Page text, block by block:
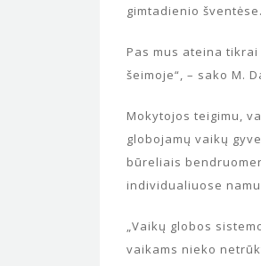
gimtadienio šventėse.
Pas mus ateina
šeimoje“, – sako M.
Mokytojos teigimu,
globojamų vaikų
būreliais
individualiuose
„Vaikų globos
vaikams nieko